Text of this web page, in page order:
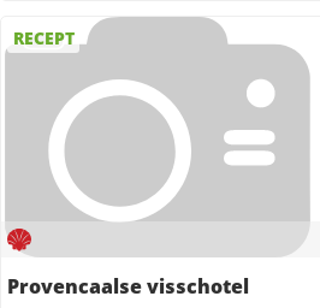
RECEPT
Provencaalse visschotel